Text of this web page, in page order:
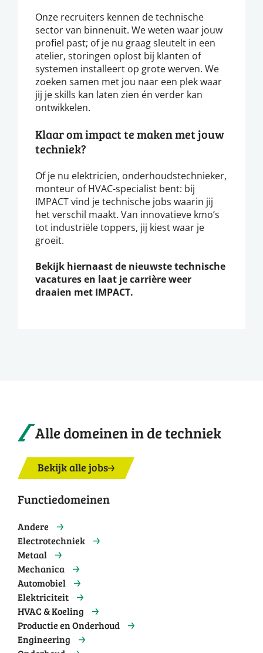
Onze recruiters kennen de technische
sector van binnenuit. We weten waar jouw
profiel past; of je nu graag sleutelt in een
atelier, storingen oplost bij klanten of
systemen installeert op grote werven. We
zoeken samen met jou naar een plek waar
jij je skills kan laten zien én verder kan
ontwikkelen.
Klaar om impact te maken met jouw
techniek?
Of je nu elektricien, onderhoudstechnieker,
monteur of HVAC-specialist bent: bij
IMPACT vind je technische jobs waarin jij
het verschil maakt. Van innovatieve kmo’s
tot industriële toppers, jij kiest waar je
groeit.
Bekijk hiernaast de nieuwste technische
vacatures en laat je carrière weer
draaien met IMPACT.
Alle domeinen in de techniek
Bekijk alle jobs
Functiedomeinen
Andere
Electrotechniek
Metaal
Mechanica
Automobiel
Elektriciteit
HVAC & Koeling
Productie en Onderhoud
Engineering